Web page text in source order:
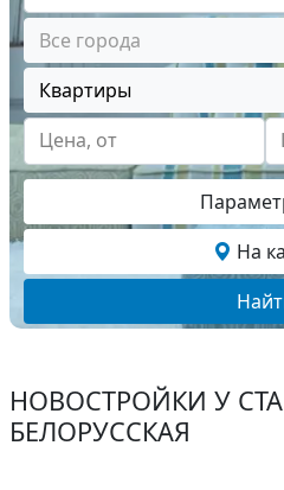
Все города
Квартиры
Цена, от
На
НОВОСТРОЙКИ У
БЕЛОРУССКАЯ